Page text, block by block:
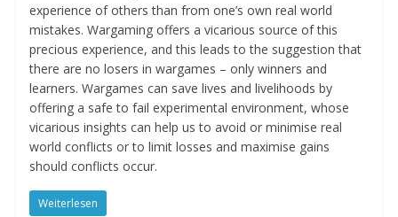
experience of others than from one’s own real world
mistakes. Wargaming offers a vicarious source of this
precious experience, and this leads to the suggestion that
there are no losers in wargames – only winners and
learners. Wargames can save lives and livelihoods by
offering a safe to fail experimental environment, whose
vicarious insights can help us to avoid or minimise real
world conflicts or to limit losses and maximise gains
should conflicts occur.
Weiterlesen